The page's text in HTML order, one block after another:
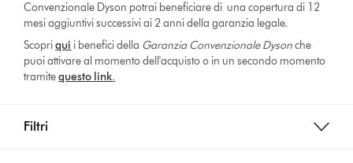
Convenzionale Dyson potrai beneficiare di una copertura di 12
mesi aggiuntivi successivi ai 2 anni della garanzia legale.
Scopriqui i benefici della Garanzia Convenzionale Dysonche
puoi attivare al momento dell'acquisto o in un secondo momento
tramitequesto link.
Filtri